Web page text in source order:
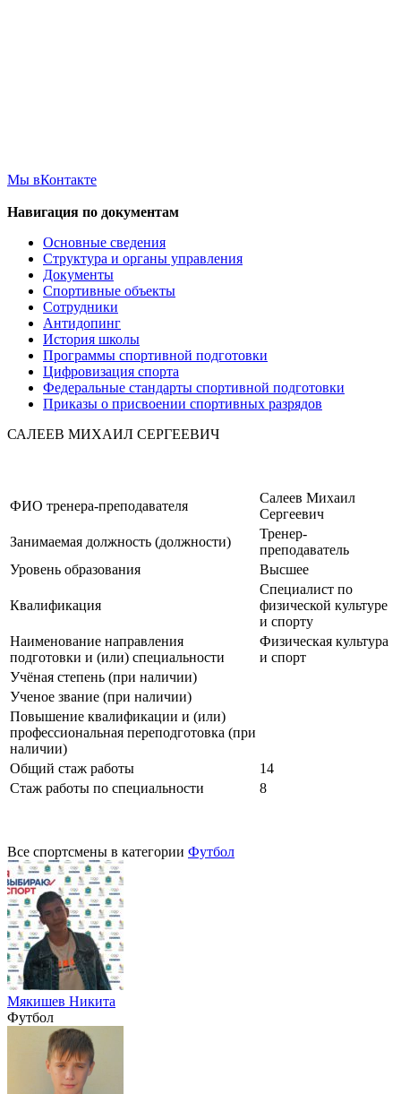
Мы вКонтакте
Навигация по документам
Основные сведения
Структура и органы управления
Документы
Спортивные объекты
Сотрудники
Антидопинг
История школы
Программы спортивной подготовки
Цифровизация спорта
Федеральные стандарты спортивной подготовки
Приказы о присвоении спортивных разрядов
САЛЕЕВ МИХАИЛ СЕРГЕЕВИЧ
ФИО тренера-преподавателя
Салеев Михаил
Сергеевич
Занимаемая должность (должности)
Тренер-
преподаватель
Уровень образования
Высшее
Квалификация
Специалист по
физической культуре
и спорту
Наименование направления
подготовки и (или) специальности
Физическая культура
и спорт
Учёная степень (при наличии)
Ученое звание (при наличии)
Повышение квалификации и (или)
профессиональная переподготовка (при
наличии)
Общий стаж работы
14
Стаж работы по специальности
8
Все спортсмены в категории Футбол
Мякишев Никита
Футбол